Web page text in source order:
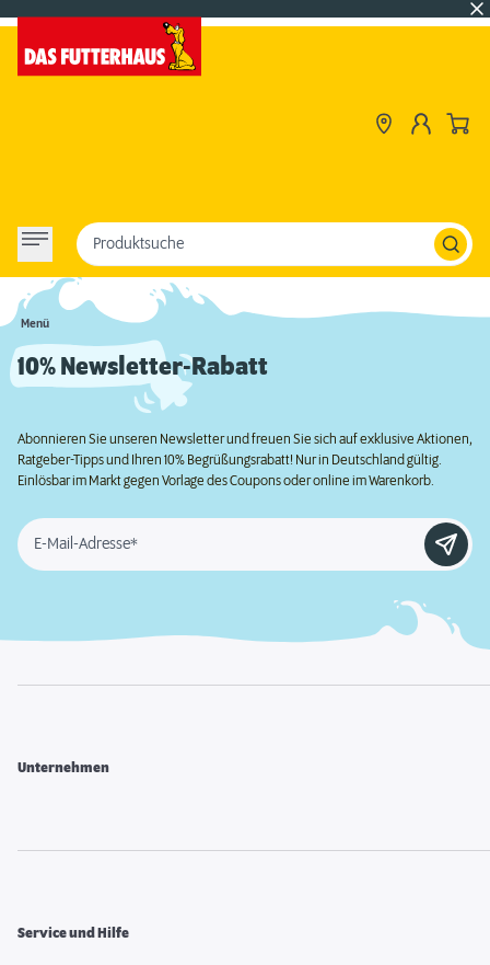
Menü
Produktsuche
10% Newsletter-Rabatt
Abonnieren Sie unseren Newsletter und freuen Sie sich auf exklusive Aktionen,
Ratgeber-Tipps und Ihren 10% Begrüßungsrabatt! Nur in Deutschland gültig.
Einlösbar im Markt gegen Vorlage des Coupons oder online im Warenkorb.
E-Mail-Adresse*
Unternehmen
Service und Hilfe